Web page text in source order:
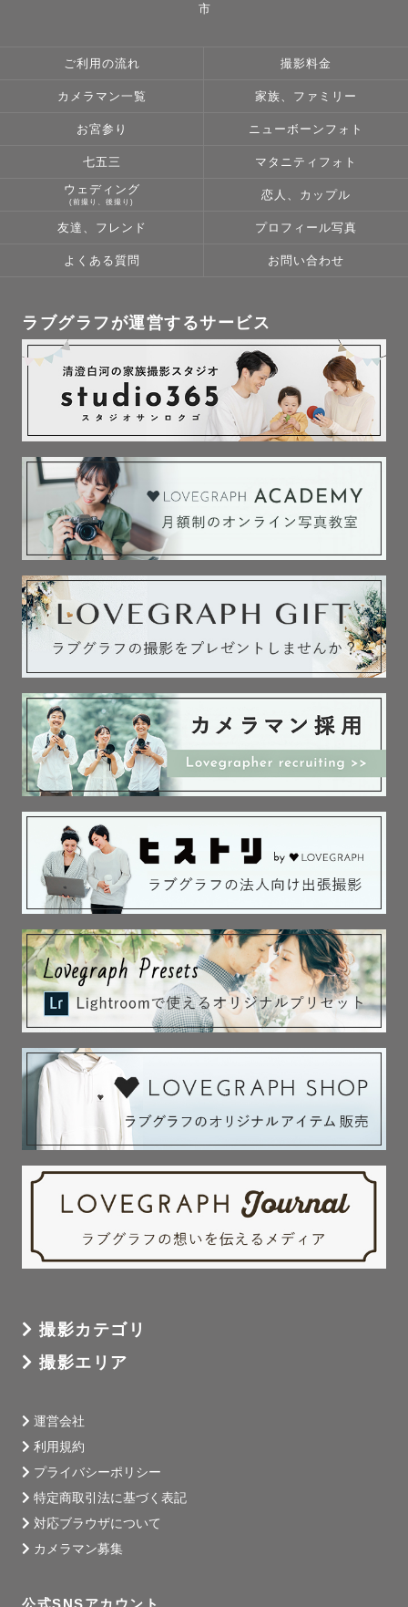
市
ご利用の流れ 撮影料金
カメラマン一覧 家族、ファミリー
お宮参り ニューボーンフォト
七五三 マタニティフォト
ウェディング
(前撮り、後撮り)
恋人、カップル
友達、フレンド プロフィール写真
よくある質問 お問い合わせ
ラブグラフが運営するサービス
撮影カテゴリ
撮影エリア
運営会社
利用規約
プライバシーポリシー
特定商取引法に基づく表記
対応ブラウザについて
カメラマン募集
公式SNSアカウント